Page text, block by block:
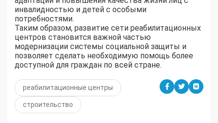
инвалидностью и детей с особыми
потребностями.
Таким образом, развитие сети реабилитационных
центров становится важной частью
модернизации системы социальной защиты и
позволяет сделать необходимую помощь более
доступной для граждан по всей стране.
реабилитационные центры
строительство